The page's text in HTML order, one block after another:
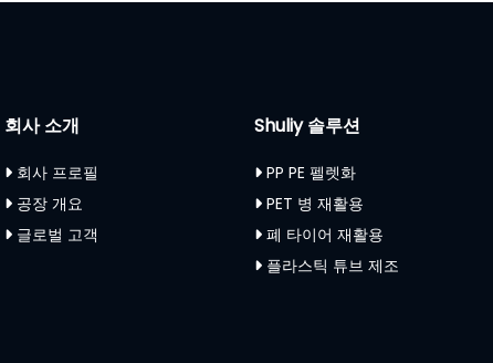
회사 소개
회사 프로필
공장 개요
글로벌 고객
Shuliy 솔루션
PP PE 펠렛화
PET 병 재활용
폐 타이어 재활용
플라스틱 튜브 제조